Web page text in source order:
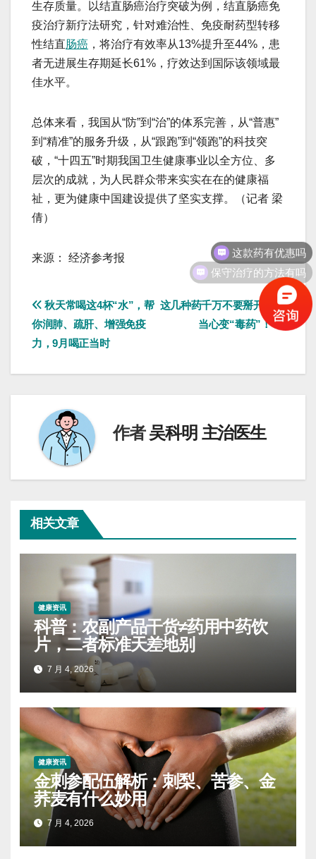
生存质量。以结直肠癌治疗突破为例，结直肠癌免
疫治疗新疗法研究，针对难治性、免疫耐药型转移
性结直肠癌 ，将治疗有效率从13%提升至44%，患
者无进展生存期延长61%，疗效达到国际该领域最
佳水平。
总体来看，我国从“防”到“治”的体系完善，从“普惠”
到“精准”的服务升级，从“跟跑”到“领跑”的科技突
破，“十四五”时期我国卫生健康事业以全方位、多
层次的成就，为人民群众带来实实在在的健康福
祉，更为健康中国建设提供了坚实支撑。（记者 梁
倩）
来源： 经济参考报
文
章
导
这几种药千万不要掰开吃，
当心变“毒药”！
秋天常喝这4杯“水”，帮
你润肺、疏肝、增强免疫
力，9月喝正当时
作者吴科明 主治医生
相关文章
健康资讯
科普：农副产品干货≠药用中药饮
片，二者标准天差地别
7 月 4, 2026
健康资讯
金刺参配伍解析：刺梨、苦参、金
荞麦有什么妙用
7 月 4, 2026
保守治疗的方法有吗